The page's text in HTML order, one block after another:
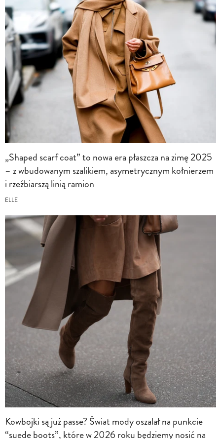
„Shaped scarf coat” to nowa era płaszcza na zimę 2025
– z wbudowanym szalikiem, asymetrycznym kołnierzem
i rzeźbiarszą linią ramion
ELLE
Kowbojki są już passe? Świat mody oszalał na punkcie
“suede boots”, które w 2026 roku będziemy nosić na